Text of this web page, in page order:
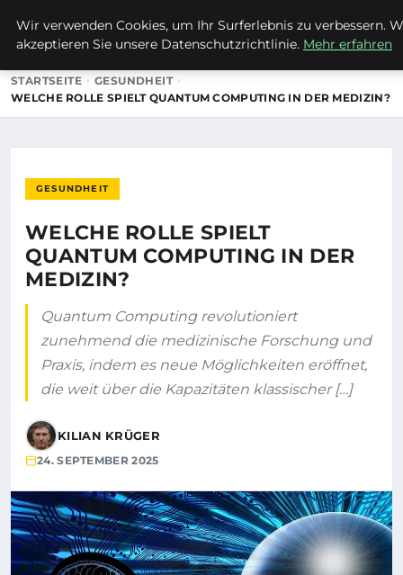
MTUCLUB
STARTSEITE
GESUNDHEIT
WELCHE ROLLE SPIELT QUANTUM COMPUTING IN DER MEDIZIN?
GESUNDHEIT
WELCHE ROLLE SPIELT
QUANTUM COMPUTING IN DER
MEDIZIN?
Quantum Computing revolutioniert
zunehmend die medizinische Forschung und
Praxis, indem es neue Möglichkeiten eröffnet,
die weit über die Kapazitäten klassischer […]
KILIAN KRÜGER
24. SEPTEMBER 2025
Wir verwenden Cookies, um Ihr Surferlebnis zu verbessern.
akzeptieren Sie unsere Datenschutzrichtlinie. Mehr erfahren